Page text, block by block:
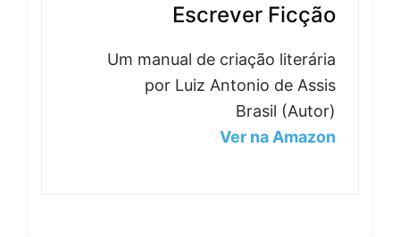
Escrever Ficção
Um manual de criação literária
por Luiz Antonio de Assis
Brasil (Autor)
Ver na Amazon